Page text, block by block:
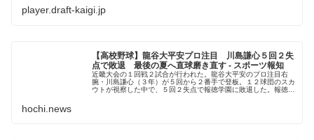
player.draft-kaigi.jp
【高校野球】龍谷大平安プロ注目 川島謙心５回２失
点で敗退 最後の夏へ直球磨き直す - スポーツ報知
近畿大会の１回戦２試合が行われた。龍谷大平安のプロ注目右
腕・川島謙心（３年）が５回から２番手で登板。１２球団のスカ
ウトが視察した中で、５回２失点で報徳学園に敗退した。報徳学
hochi.news